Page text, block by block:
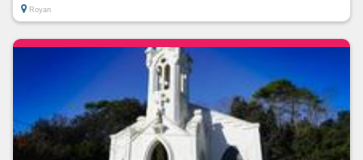
Royan